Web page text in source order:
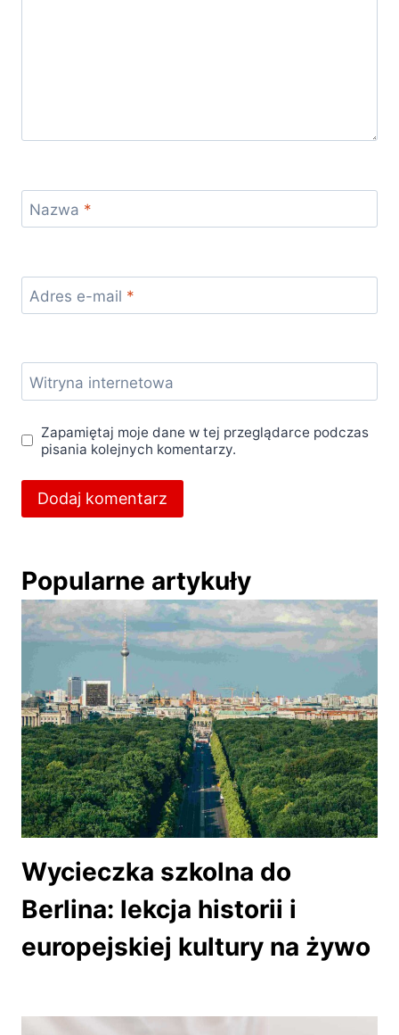
Nazwa *
Adres e-mail *
Witryna internetowa
Zapamiętaj moje dane w tej przeglądarce podczas
pisania kolejnych komentarzy.
Popularne artykuły
Wycieczka szkolna do
Berlina: lekcja historii i
europejskiej kultury na żywo